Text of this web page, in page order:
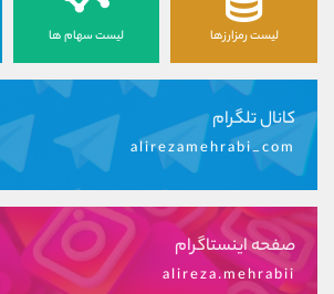
لیست رمزارزها لیست سهام ها
کانال تلگرام
alirezamehrabi_com
صفحه اینستاگرام
alireza.mehrabii